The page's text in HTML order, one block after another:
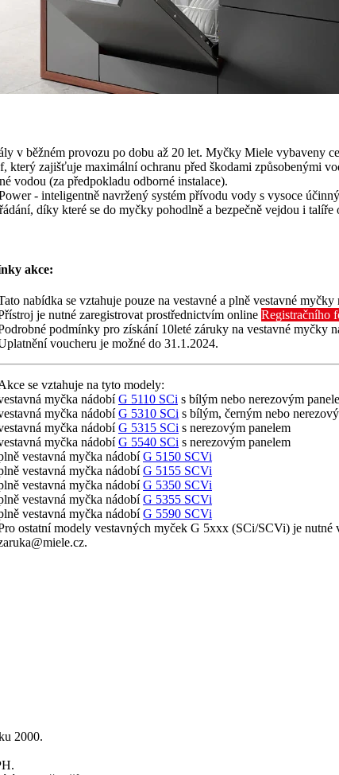
v běžném provozu po dobu až 20 let. Myčky Miele vybaveny
který zajišťuje maximální ochranu před škodami způsobenými
vodou (za předpokladu odborné instalace).
- inteligentně navržený systém přívodu vody s vysoce
díky které se do myčky pohodlně a bezpečně vejdou i
akce:
nabídka se vztahuje pouze na vestavné a plně vestavné
je nutné zaregistrovat prostřednictvím online Registračního
podmínky pro získání 10leté záruky na vestavné myčky
voucheru je možné do 31.1.2024.
se vztahuje na tyto modely:
myčka nádobíG 5110 SCi s bílým nebo nerezovým
myčka nádobíG 5310 SCi s bílým, černým nebo
myčka nádobíG 5315 SCi s nerezovým panelem
myčka nádobíG 5540 SCi s nerezovým panelem
vestavná myčka nádobíG 5150 SCVi
vestavná myčka nádobíG 5155 SCVi
vestavná myčka nádobíG 5350 SCVi
vestavná myčka nádobíG 5355 SCVi
vestavná myčka nádobíG 5590 SCVi
ostatní modely vestavných myček G 5xxx (SCi/SCVi) je nutné
2000.